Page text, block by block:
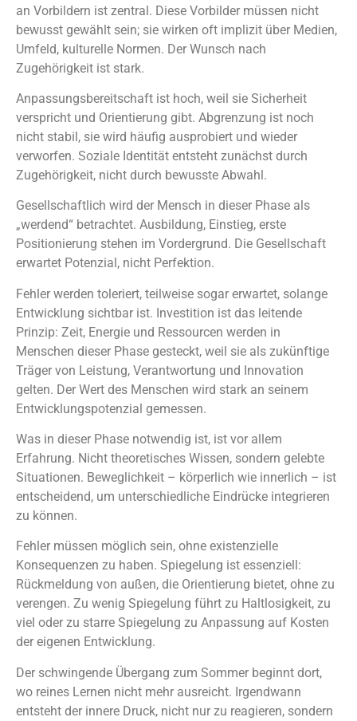
an Vorbildern ist zentral. Diese Vorbilder müssen nicht
bewusst gewählt sein; sie wirken oft implizit über Medien,
Umfeld, kulturelle Normen. Der Wunsch nach
Zugehörigkeit ist stark.
Anpassungsbereitschaft ist hoch, weil sie Sicherheit
verspricht und Orientierung gibt. Abgrenzung ist noch
nicht stabil, sie wird häufig ausprobiert und wieder
verworfen. Soziale Identität entsteht zunächst durch
Zugehörigkeit, nicht durch bewusste Abwahl.
Gesellschaftlich wird der Mensch in dieser Phase als
„werdend“ betrachtet. Ausbildung, Einstieg, erste
Positionierung stehen im Vordergrund. Die Gesellschaft
erwartet Potenzial, nicht Perfektion.
Fehler werden toleriert, teilweise sogar erwartet, solange
Entwicklung sichtbar ist. Investition ist das leitende
Prinzip: Zeit, Energie und Ressourcen werden in
Menschen dieser Phase gesteckt, weil sie als zukünftige
Träger von Leistung, Verantwortung und Innovation
gelten. Der Wert des Menschen wird stark an seinem
Entwicklungspotenzial gemessen.
Was in dieser Phase notwendig ist, ist vor allem
Erfahrung. Nicht theoretisches Wissen, sondern gelebte
Situationen. Beweglichkeit – körperlich wie innerlich – ist
entscheidend, um unterschiedliche Eindrücke integrieren
zu können.
Fehler müssen möglich sein, ohne existenzielle
Konsequenzen zu haben. Spiegelung ist essenziell:
Rückmeldung von außen, die Orientierung bietet, ohne zu
verengen. Zu wenig Spiegelung führt zu Haltlosigkeit, zu
viel oder zu starre Spiegelung zu Anpassung auf Kosten
der eigenen Entwicklung.
Der schwingende Übergang zum Sommer beginnt dort,
wo reines Lernen nicht mehr ausreicht. Irgendwann
entsteht der innere Druck, nicht nur zu reagieren, sondern